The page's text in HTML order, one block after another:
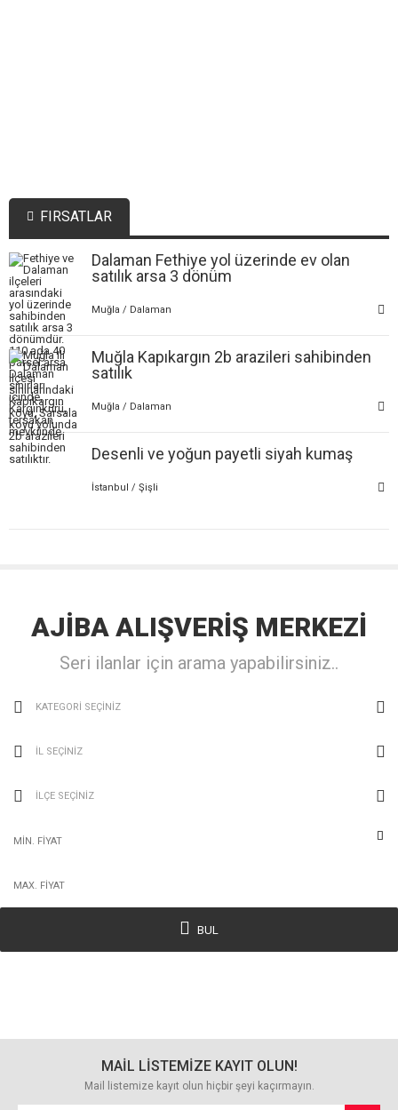
FIRSATLAR
Dalaman Fethiye yol üzerinde ev olan
satılık arsa 3 dönüm
Muğla / Dalaman
Muğla Kapıkargın 2b arazileri sahibinden
satılık
Muğla / Dalaman
Desenli ve yoğun payetli siyah kumaş
İstanbul / Şişli
AJİBA ALIŞVERİŞ MERKEZİ
Seri ilanlar için arama yapabilirsiniz..
KATEGORİ SEÇİNİZ
İL SEÇİNİZ
İLÇE SEÇİNİZ
BUL
MAİL LİSTEMİZE KAYIT OLUN!
Mail listemize kayıt olun hiçbir şeyi kaçırmayın.